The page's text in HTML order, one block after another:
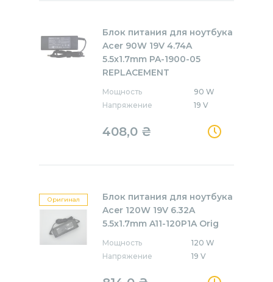
Блок питания для ноутбука
Acer 90W 19V 4.74A
5.5x1.7mm PA-1900-05
REPLACEMENT
Мощность
90 W
Напряжение
19 V
408,0 ₴
Оригинал
Блок питания для ноутбука
Acer 120W 19V 6.32A
5.5x1.7mm A11-120P1A Orig
Мощность
120 W
Напряжение
19 V